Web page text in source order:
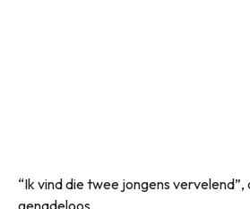
“Ik vind die twee jongens